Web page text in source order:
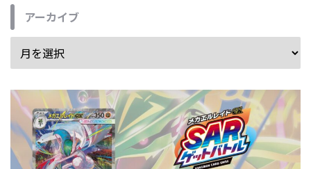
アーカイブ